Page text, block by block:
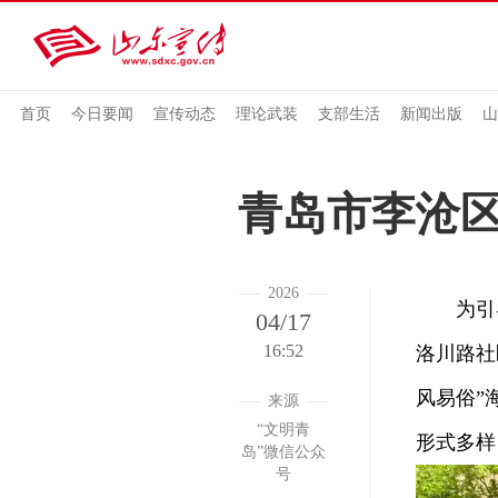
首页 今日要闻 宣传动态 理论武装 支部生活 新闻出版
青岛市李沧
2026
04/17
16:52
来源
“文明青
岛”微信公众
号
为引导
洛川路
风易俗”
形式多